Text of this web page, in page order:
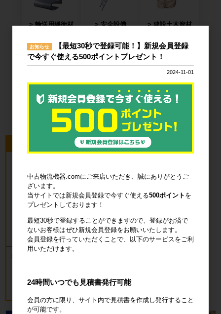
輸送用緩衝材 安全設備 建設土木資材
オフィス用
品・衛生用品
今回のピックアップ商品
新品 カゴ台車 ロールボックスパレッ
ブルー
18,700円
お知らせ
【最短30秒で登録可能！】新規会員登録
で今すぐ使える500ポイントプレゼント！
2024-11-01
中古物流機器.comにご来店いただき、誠にありがとうご
ざいます。
当サイトでは新規会員登録で今すぐ使える500ポイント を
プレゼントしております！
最短30秒で登録することができますので、登録がお済で
ないお客様はぜひ新規会員登録をお願いいたします。
会員登録を行っていただくことで、以下のサービスをご利
用いただけます。
24時間いつでも見積書発行可能
会員の方に限り、サイト内で見積書を作成し発行すること
が可能です。